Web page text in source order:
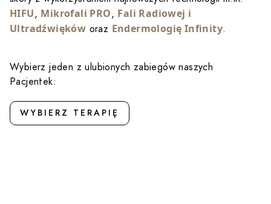
HIFU, Mikrofali PRO, Fali Radiowej i
Ultradźwięków oraz Endermologię Infinity.
Wybierz jeden z ulubionych zabiegów naszych
Pacjentek:
WYBIERZ TERAPIĘ